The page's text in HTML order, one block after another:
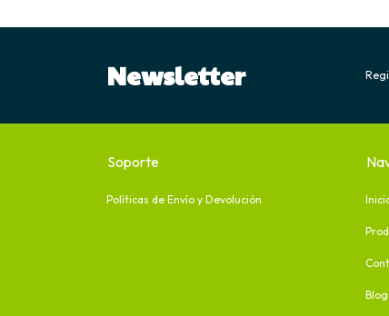
Newsletter
Soporte
Políticas de Envío y Devolución
Blog